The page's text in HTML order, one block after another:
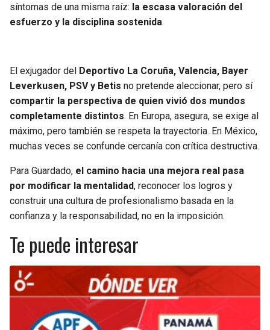
síntomas de una misma raíz: la escasa valoración del
esfuerzo y la disciplina sostenida.
El exjugador del Deportivo La Coruña, Valencia, Bayer
Leverkusen, PSV y Betis no pretende aleccionar, pero sí
compartir la perspectiva de quien vivió dos mundos
completamente distintos. En Europa, asegura, se exige al
máximo, pero también se respeta la trayectoria. En México,
muchas veces se confunde cercanía con crítica destructiva.
Para Guardado, el camino hacia una mejora real pasa
por modificar la mentalidad, reconocer los logros y
construir una cultura de profesionalismo basada en la
confianza y la responsabilidad, no en la imposición.
Te puede interesar